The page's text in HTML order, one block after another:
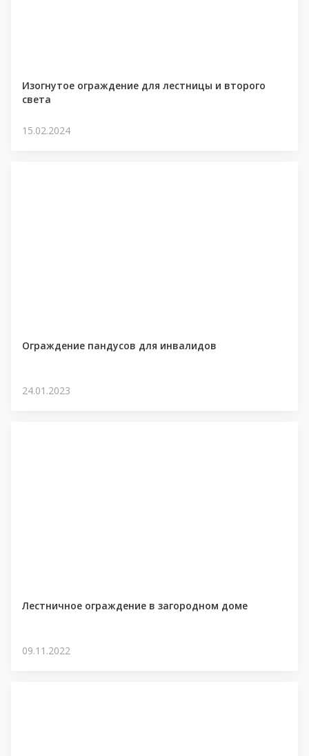
Изогнутое ограждение для лестницы и второго
света
15.02.2024
Ограждение пандусов для инвалидов
24.01.2023
Лестничное ограждение в загородном доме
09.11.2022